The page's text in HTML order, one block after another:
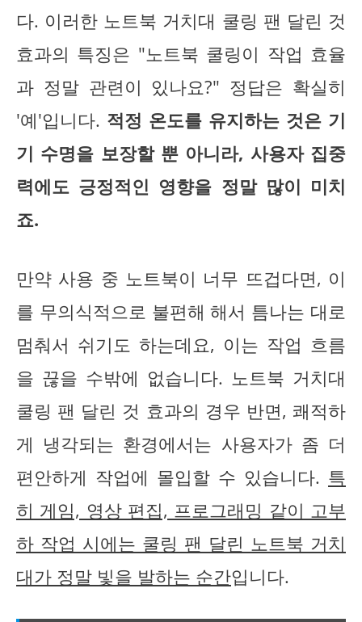
다. 이러한 노트북 거치대 쿨링 팬 달린 것
효과의 특징은 "노트북 쿨링이 작업 효율
과 정말 관련이 있나요?" 정답은 확실히
'예'입니다. 적정 온도를 유지하는 것은 기
기 수명을 보장할 뿐 아니라, 사용자 집중
력에도 긍정적인 영향을 정말 많이 미치
죠.
만약 사용 중 노트북이 너무 뜨겁다면, 이
를 무의식적으로 불편해 해서 틈나는 대로
멈춰서 쉬기도 하는데요, 이는 작업 흐름
을 끊을 수밖에 없습니다. 노트북 거치대
쿨링 팬 달린 것 효과의 경우 반면, 쾌적하
게 냉각되는 환경에서는 사용자가 좀 더
편안하게 작업에 몰입할 수 있습니다. 특
히 게임, 영상 편집, 프로그래밍 같이 고부
하 작업 시에는 쿨링 팬 달린 노트북 거치
대가 정말 빛을 발하는 순간입니다.